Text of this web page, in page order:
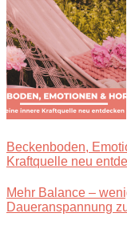
Beckenboden,
Kraftquelle neu
Mehr Balance –
Daueranspannung